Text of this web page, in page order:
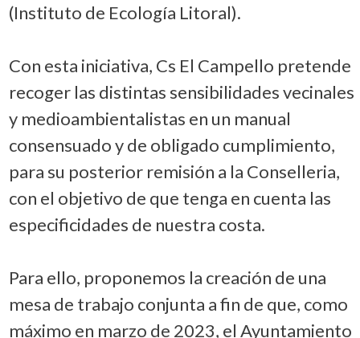
(Instituto de Ecología Litoral).
Con esta iniciativa, Cs El Campello pretende
recoger las distintas sensibilidades vecinales
y medioambientalistas en un manual
consensuado y de obligado cumplimiento,
para su posterior remisión a la Conselleria,
con el objetivo de que tenga en cuenta las
especificidades de nuestra costa.
Para ello, proponemos la creación de una
mesa de trabajo conjunta a fin de que, como
máximo en marzo de 2023, el Ayuntamiento